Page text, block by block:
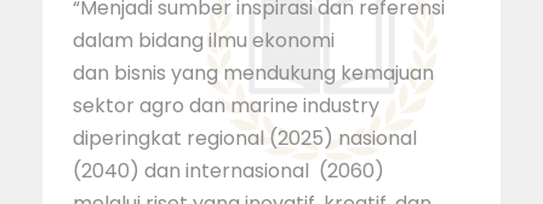
“Menjadi sumber inspirasi dan referensi
dalam bidang ilmu ekonomi
dan bisnis yang mendukung kemajuan
sektor agro dan marine industry
diperingkat regional (2025) nasional
(2040) dan internasional (2060)